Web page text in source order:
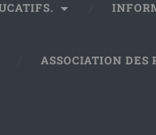
ASSOCIATION DES